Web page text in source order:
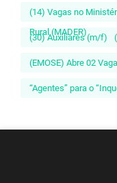
(14) Vagas no
Rural (MADER)
(30) Auxiliares (m/f)
(EMOSE) Abre 02
“Agentes” para o